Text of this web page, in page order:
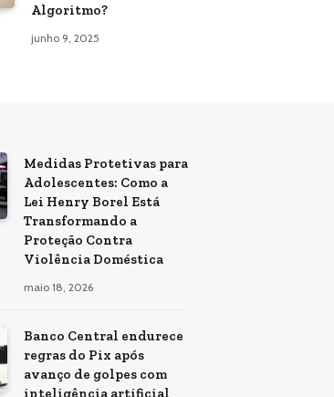
Algoritmo?
junho 9, 2025
Medidas Protetivas para
Adolescentes: Como a
Lei Henry Borel Está
Transformando a
Proteção Contra
Violência Doméstica
maio 18, 2026
Banco Central endurece
regras do Pix após
avanço de golpes com
inteligência artificial